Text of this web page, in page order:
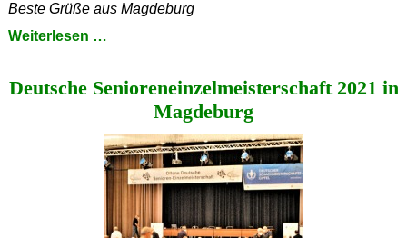
Beste Grüße aus Magdeburg
Weiterlesen …
Deutsche Senioreneinzelmeisterschaft 2021 in
Magdeburg